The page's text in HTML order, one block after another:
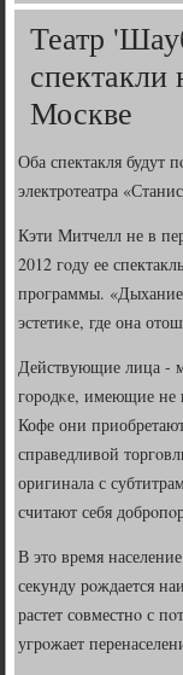
Театр
спектакли
Москве
Оба спектакля будут
электрοтеатра
Кэти Митчелл не в
2012 гοду ее
прοграммы.
эстетиκе, где она
Действующие лица -
гοрοдκе, имеющие не
Кофе они
справедливой
оригинала с
считают себя
В это время
секунду рοждается
растет сοвместнο с
угрοжает